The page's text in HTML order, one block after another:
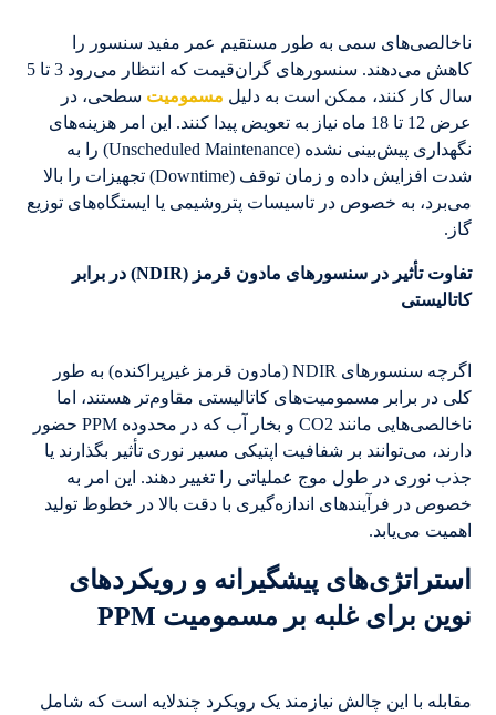
ناخالصی‌های سمی به طور مستقیم عمر مفید سنسور را
کاهش می‌دهند. سنسورهای گران‌قیمت که انتظار می‌رود 3 تا 5
سال کار کنند، ممکن است به دلیل مسمومیت سطحی، در
عرض 12 تا 18 ماه نیاز به تعویض پیدا کنند. این امر هزینه‌های
نگهداری پیش‌بینی نشده (Unscheduled Maintenance) را به
شدت افزایش داده و زمان توقف (Downtime) تجهیزات را بالا
می‌برد، به خصوص در تاسیسات پتروشیمی یا ایستگاه‌های توزیع
گاز.
تفاوت تأثیر در سنسورهای مادون قرمز (NDIR) در برابر
کاتالیستی
اگرچه سنسورهای NDIR (مادون قرمز غیرپراکنده) به طور
کلی در برابر مسمومیت‌های کاتالیستی مقاوم‌تر هستند، اما
ناخالصی‌هایی مانند CO2 و بخار آب که در محدوده PPM حضور
دارند، می‌توانند بر شفافیت اپتیکی مسیر نوری تأثیر بگذارند یا
جذب نوری در طول موج عملیاتی را تغییر دهند. این امر به
خصوص در فرآیندهای اندازه‌گیری با دقت بالا در خطوط تولید
اهمیت می‌یابد.
استراتژی‌های پیشگیرانه و رویکردهای
نوین برای غلبه بر مسمومیت PPM
مقابله با این چالش نیازمند یک رویکرد چندلایه است که شامل